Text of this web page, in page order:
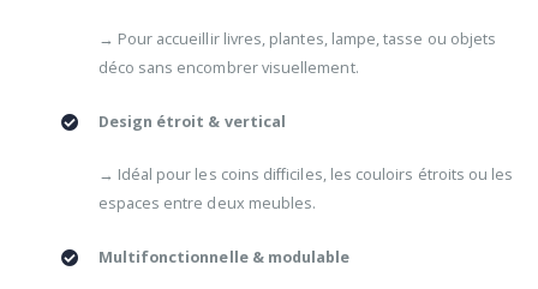
→ Pour accueillir livres, plantes, lampe, tasse ou objets
déco sans encombrer visuellement.
Design étroit & vertical
→ Idéal pour les coins difficiles, les couloirs étroits ou les
espaces entre deux meubles.
Multifonctionnelle & modulable